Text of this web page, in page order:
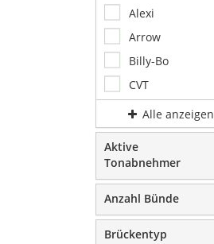
Alexi
Arrow
Billy-Bo
CVT
Alle anzeigen
Aktive
Tonabnehmer
Anzahl Bünde
Brückentyp